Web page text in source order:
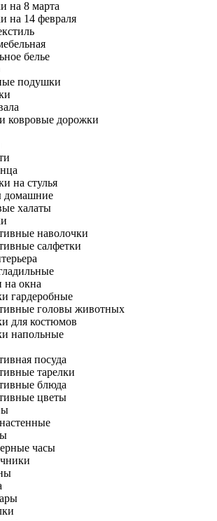
на 8 марта
на 14 февраля
белье
подушки
ковровые дорожки
на стулья
домашние
халаты
наволочки
салфетки
на окна
гардеробные
головы животных
для костюмов
напольные
посуда
тарелки
блюда
цветы
часы